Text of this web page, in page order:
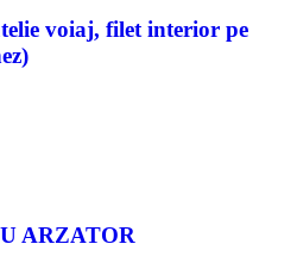
voiaj, filet interior pe
ARZATOR